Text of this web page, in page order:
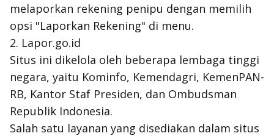
melaporkan rekening penipu dengan memilih
opsi "Laporkan Rekening" di menu.
2. Lapor.go.id
Situs ini dikelola oleh beberapa lembaga tinggi
negara, yaitu Kominfo, Kemendagri, KemenPAN-
RB, Kantor Staf Presiden, dan Ombudsman
Republik Indonesia.
Salah satu layanan yang disediakan dalam situs